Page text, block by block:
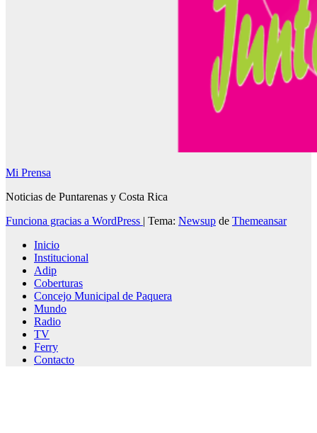
Mi Prensa
Noticias de Puntarenas y Costa Rica
Funciona gracias a WordPress | Tema: Newsup de Themeansar
Inicio
Institucional
Adip
Coberturas
Concejo Municipal de Paquera
Mundo
Radio
TV
Ferry
Contacto